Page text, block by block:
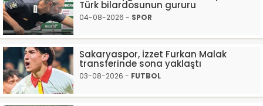
Türk bilardosunun gururu
04-08-2026 - SPOR
Sakaryaspor, İzzet Furkan Malak
transferinde sona yaklaştı
03-08-2026 - FUTBOL